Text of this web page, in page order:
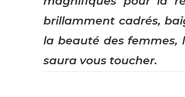
brillamment cadrés,
la beauté des femmes,
saura vous toucher.